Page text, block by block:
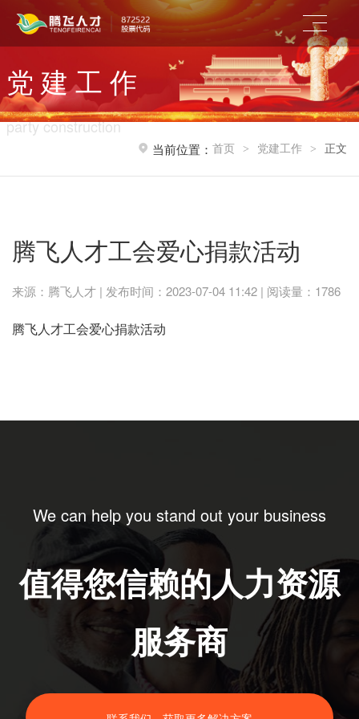
党 建 工 作
party construction
当前位置： 首页 > 党建工作 > 正文
腾飞人才工会爱心捐款活动
来源：腾飞人才 | 发布时间：2023-07-04 11:42 | 阅读量：1786
腾飞人才工会爱心捐款活动
We can help you stand out your business
值得您信赖的人力资源
服务商